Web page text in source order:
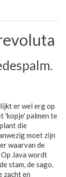
er wel erg op
'kopje' palmen te
die
moet zijn
waarvan de
Java wordt
stam, de sago.
zacht en